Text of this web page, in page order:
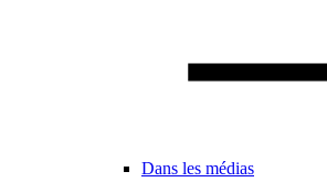
Dans les médias